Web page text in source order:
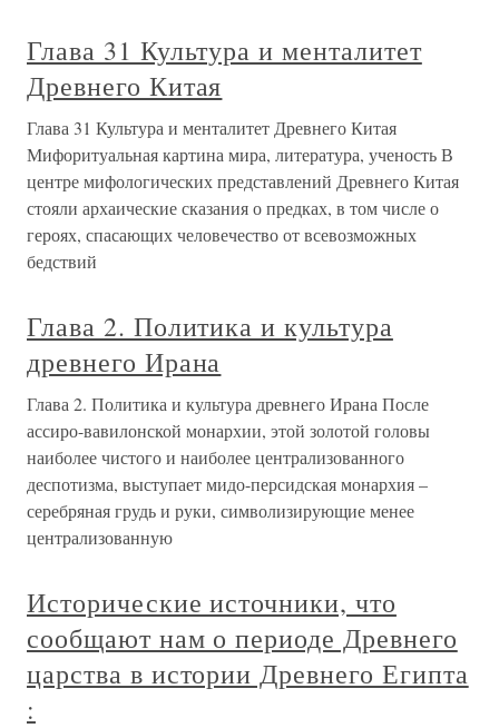
Глава 31 Культура и менталитет
Древнего Китая
Глава 31 Культура и менталитет Древнего Китая
Мифоритуальная картина мира, литература, ученость В
центре мифологических представлений Древнего Китая
стояли архаические сказания о предках, в том числе о
героях, спасающих человечество от всевозможных
бедствий
Глава 2. Политика и культура
древнего Ирана
Глава 2. Политика и культура древнего Ирана После
ассиро-вавилонской монархии, этой золотой головы
наиболее чистого и наиболее централизованного
деспотизма, выступает мидо-персидская монархия –
серебряная грудь и руки, символизирующие менее
централизованную
Исторические источники, что
сообщают нам о периоде Древнего
царства в истории Древнего Египта
: